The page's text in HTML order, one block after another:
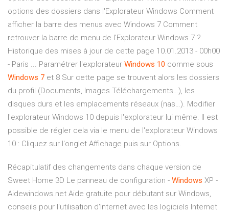
options des dossiers dans l'Explorateur Windows Comment
afficher la barre des menus avec Windows 7 Comment
retrouver la barre de menu de l'Explorateur Windows 7 ?
Historique des mises à jour de cette page 10.01.2013 - 00h00
- Paris ... Paramétrer l'explorateur Windows 10 comme sous
Windows 7 et 8 Sur cette page se trouvent alors les dossiers
du profil (Documents, Images Téléchargements…), les
disques durs et les emplacements réseaux (nas…). Modifier
l'explorateur Windows 10 depuis l'explorateur lui même. Il est
possible de régler cela via le menu de l'explorateur Windows
10 : Cliquez sur l'onglet Affichage puis sur Options.
Récapitulatif des changements dans chaque version de
Sweet Home 3D Le panneau de configuration - Windows XP -
Aidewindows.net Aide gratuite pour débutant sur Windows,
conseils pour l'utilisation d'Internet avec les logiciels Internet